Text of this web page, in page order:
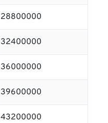
28800000
32400000
36000000
39600000
43200000